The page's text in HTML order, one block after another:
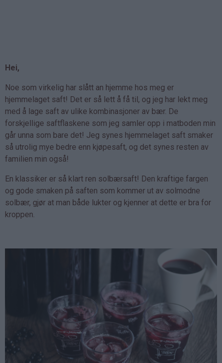
Hei,
Noe som virkelig har slått an hjemme hos meg er
hjemmelaget saft! Det er så lett å få til, og jeg har lekt meg
med å lage saft av ulike kombinasjoner av bær. De
forskjellige saftflaskene som jeg samler opp i matboden min
går unna som bare det! Jeg synes hjemmelaget saft smaker
så utrolig mye bedre enn kjøpesaft, og det synes resten av
familien min også!
En klassiker er så klart ren solbærsaft! Den kraftige fargen
og gode smaken på saften som kommer ut av solmodne
solbær, gjør at man både lukter og kjenner at dette er bra for
kroppen.